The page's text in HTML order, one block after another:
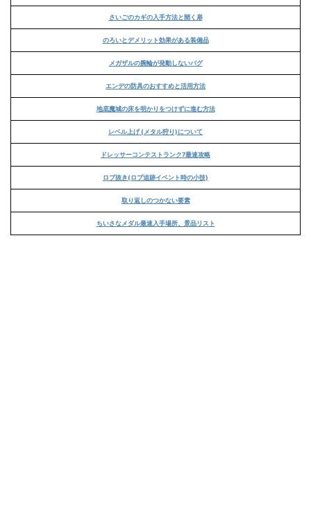
さいごのカギの入手方法と開く扉
のろいとデメリット効果がある装備品
メガザルの腕輪が発動しないバグ
エンデの防具のおすすめと活用方法
地底魔城の床を明かりをつけずに進む方法
レベル上げ (メタル狩り)について
ドレッサーコンテストランク7最速攻略
ロブ抜き(ロブ追跡イベント時の小技)
取り返しのつかない要素
ちいさなメダル最速入手場所、景品リスト